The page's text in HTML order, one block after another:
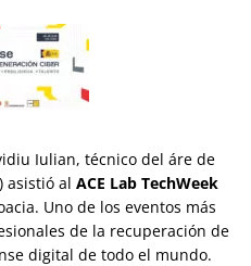
Iulian, técnico del áre de
asistió al ACE Lab TechWeek
Uno de los eventos más
de la recuperación de
digital de todo el mundo.